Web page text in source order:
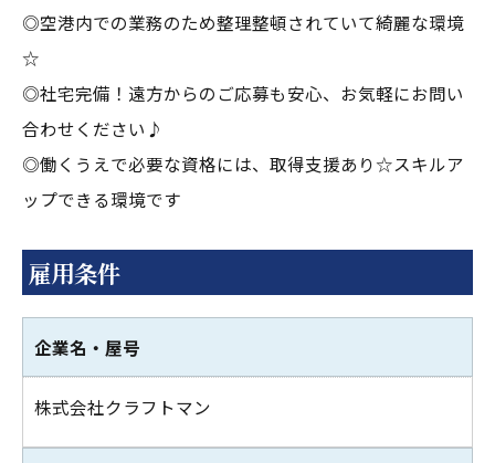
◎空港内での業務のため整理整頓されていて綺麗な環境
☆
◎社宅完備！遠方からのご応募も安心、お気軽にお問い
合わせください♪
◎働くうえで必要な資格には、取得支援あり☆スキルア
ップできる環境です
雇用条件
企業名・屋号
株式会社クラフトマン